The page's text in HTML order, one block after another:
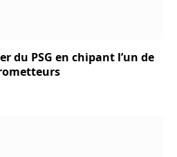
du PSG en chipant l’un de